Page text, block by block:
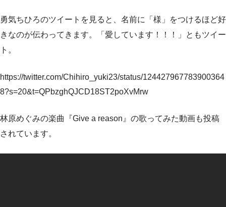
勇気ちひろのツイートを見ると、名前に「様」をつけるほど好
きなのが伝わってきます。「愛しています！！！」ともツイー
ト。
https://twitter.com/Chihiro_yuki23/status/124427967783900364
8?s=20&t=QPbzghQJCD18ST2poXvMrw
林原めぐみの楽曲『Give a reason』の歌ってみた動画も投稿
されています。